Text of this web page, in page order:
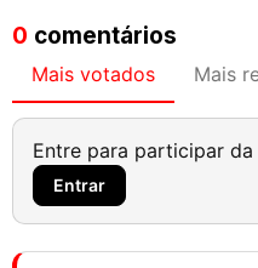
0 comentários
Mais votados Mais
Entre para participar da
Entrar